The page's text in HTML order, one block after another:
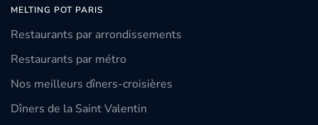
MELTING POT PARIS
Restaurants par arrondissements
Restaurants par métro
Nos meilleurs dîners-croisières
Dîners de la Saint Valentin